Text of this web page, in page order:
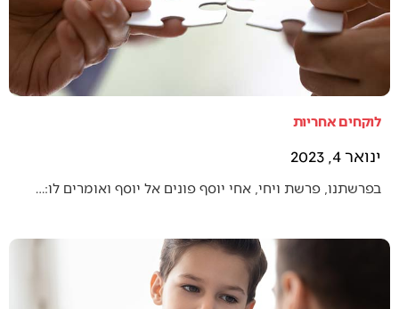
לוקחים אחריות
ינואר 4, 2023
בפרשתנו, פרשת ויחי, אחי יוסף פונים אל יוסף ואומרים לו:…